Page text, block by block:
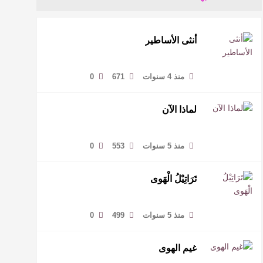
أنثى الأساطير
منذ 4 سنوات 671
0
لماذا الآن
منذ 5 سنوات 553
0
تَرَاتِيْلُ الْهَوى
منذ 5 سنوات 499
0
غيم الهوى